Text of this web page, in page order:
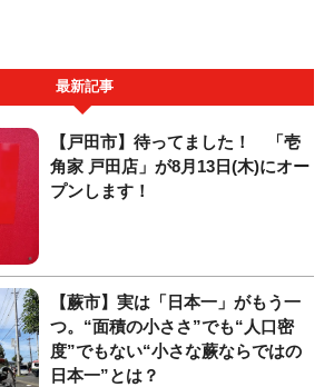
最新記事
【戸田市】待ってました！ 「壱
角家 戸田店」が8月13日(木)にオー
プンします！
【蕨市】実は「日本一」がもう一
つ。“面積の小ささ”でも“人口密
度”でもない“小さな蕨ならではの
日本一”とは？